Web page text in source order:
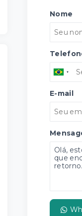
Nome
E-mail